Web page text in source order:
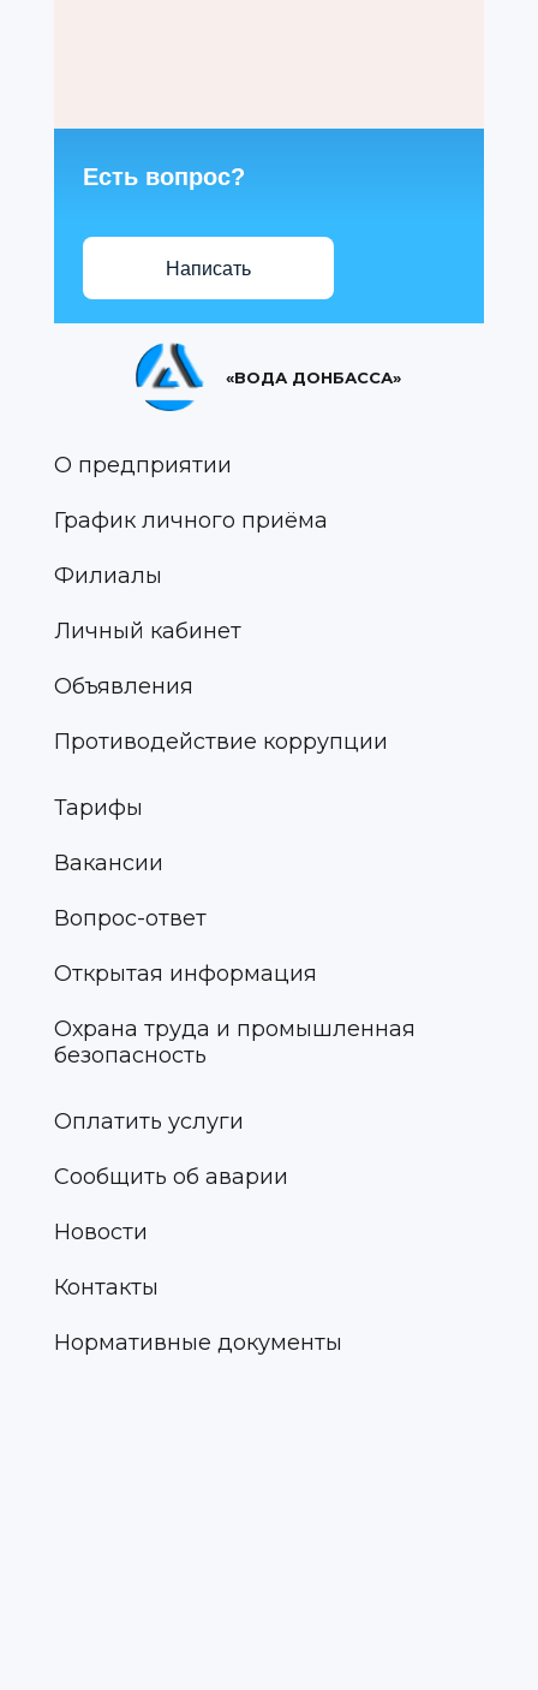
Есть вопрос?
Написать
«ВОДА ДОНБАССА»
О предприятии
График личного приёма
Филиалы
Личный кабинет
Объявления
Противодействие коррупции
Тарифы
Вакансии
Вопрос-ответ
Открытая информация
Охрана труда и промышленная
безопасность
Оплатить услуги
Сообщить об аварии
Новости
Контакты
Нормативные документы